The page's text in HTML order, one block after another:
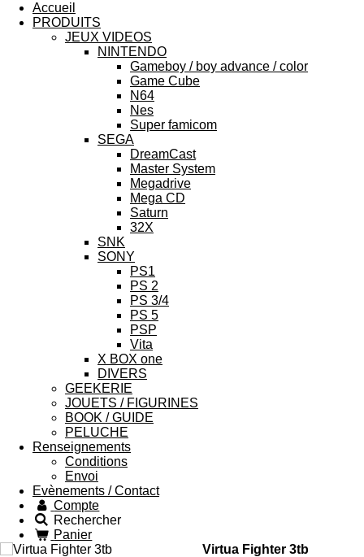
Accueil
PRODUITS
JEUX VIDEOS
NINTENDO
Gameboy / boy advance / color
Game Cube
N64
Nes
Super famicom
SEGA
DreamCast
Master System
Megadrive
Mega CD
Saturn
32X
SNK
SONY
PS1
PS 2
PS 3/4
PS 5
PSP
Vita
X BOX one
DIVERS
GEEKERIE
JOUETS / FIGURINES
BOOK / GUIDE
PELUCHE
Renseignements
Conditions
Envoi
Evènements / Contact
Compte
Rechercher
Panier
Virtua Fighter 3tb